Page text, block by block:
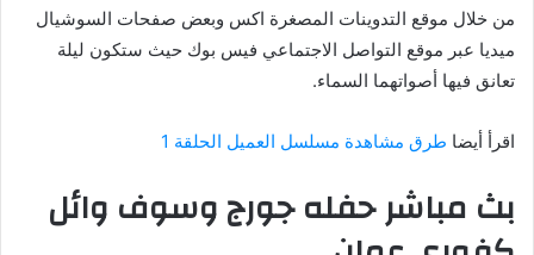
من خلال موقع التدوينات المصغرة اكس وبعض صفحات السوشيال
ميديا عبر موقع التواصل الاجتماعي فيس بوك حيث ستكون ليلة
تعانق فيها أصواتهما السماء.
اقرأ أيضا طرق مشاهدة مسلسل العميل الحلقة 1
بث مباشر حفله جورج وسوف وائل